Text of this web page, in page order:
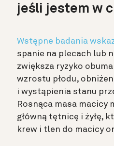
jeśli jestem w
Wstępne badania
spanie na plecach lub
zwiększa ryzyko
wzrostu płodu,
i wystąpienia stanu
Rosnąca masa macicy
główną tętnicę i żyłę,
krew i tlen do macicy